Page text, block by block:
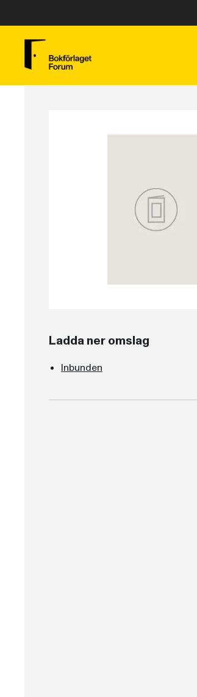
Ladda ner omslag
Inbunden